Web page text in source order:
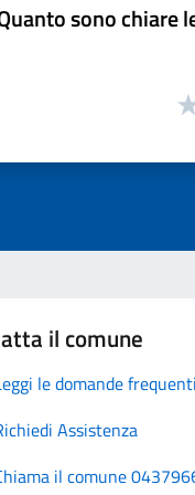
sono chiare
il comune
le domande frequenti
Assistenza
il comune